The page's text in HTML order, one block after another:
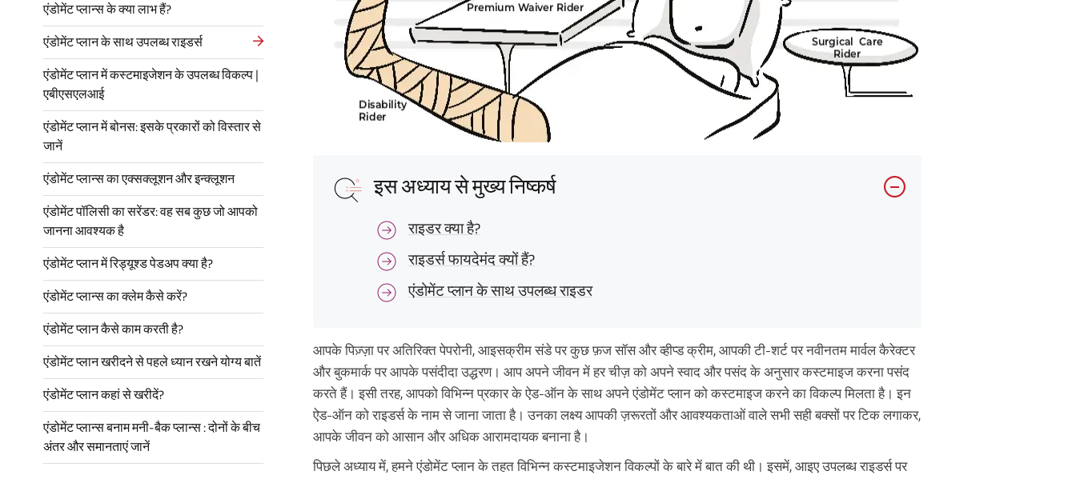
एंडोमेंट प्लान्स के क्या लाभ हैं?
एंडोमेंट प्लान के साथ उपलब्ध राइडर्स
एंडोमेंट प्लान में कस्टमाइजेशन के उपलब्ध विकल्प |
एबीएसएलआई
एंडोमेंट प्लान में बोनस: इसके प्रकारों को विस्तार से
जानें
एंडोमेंट प्लान्स का एक्सक्लूशन और इन्क्लूशन
एंडोमेंट पॉलिसी का सरेंडर: वह सब कुछ जो आपको
जानना आवश्यक है
एंडोमेंट प्लान में रिड्यूश्ड पेडअप क्या है?
एंडोमेंट प्लान्स का क्लेम कैसे करें?
एंडोमेंट प्लान कैसे काम करती है?
एंडोमेंट प्लान खरीदने से पहले ध्यान रखने योग्य बातें
एंडोमेंट प्लान कहां से खरीदें?
एंडोमेंट प्लान्स बनाम मनी-बैक प्लान्स : दोनों के बीच
अंतर और समानताएं जानें
इस अध्याय से मुख्य निष्कर्ष
राइडर क्या है?
राइडर्स फायदेमंद क्यों हैं?
एंडोमेंट प्लान के साथ उपलब्ध राइडर
आपके पिज़्ज़ा पर अतिरिक्त पेपरोनी, आइसक्रीम संडे पर कुछ फ़ज सॉस और व्हीप्ड क्रीम, आपकी टी-शर्ट पर नवीनतम मार्वल कैरेक्टर
और बुकमार्क पर आपके पसंदीदा उद्धरण। आप अपने जीवन में हर चीज़ को अपने स्वाद और पसंद के अनुसार कस्टमाइज करना पसंद
करते हैं। इसी तरह, आपको विभिन्न प्रकार के ऐड-ऑन के साथ अपने एंडोमेंट प्लान को कस्टमाइज करने का विकल्प मिलता है। इन
ऐड-ऑन को राइडर्स के नाम से जाना जाता है। उनका लक्ष्य आपकी ज़रूरतों और आवश्यकताओं वाले सभी सही बक्सों पर टिक लगाकर,
आपके जीवन को आसान और अधिक आरामदायक बनाना है।
पिछले अध्याय में, हमने एंडोमेंट प्लान के तहत विभिन्न कस्टमाइजेशन विकल्पों के बारे में बात की थी। इसमें, आइए उपलब्ध राइडर्स पर